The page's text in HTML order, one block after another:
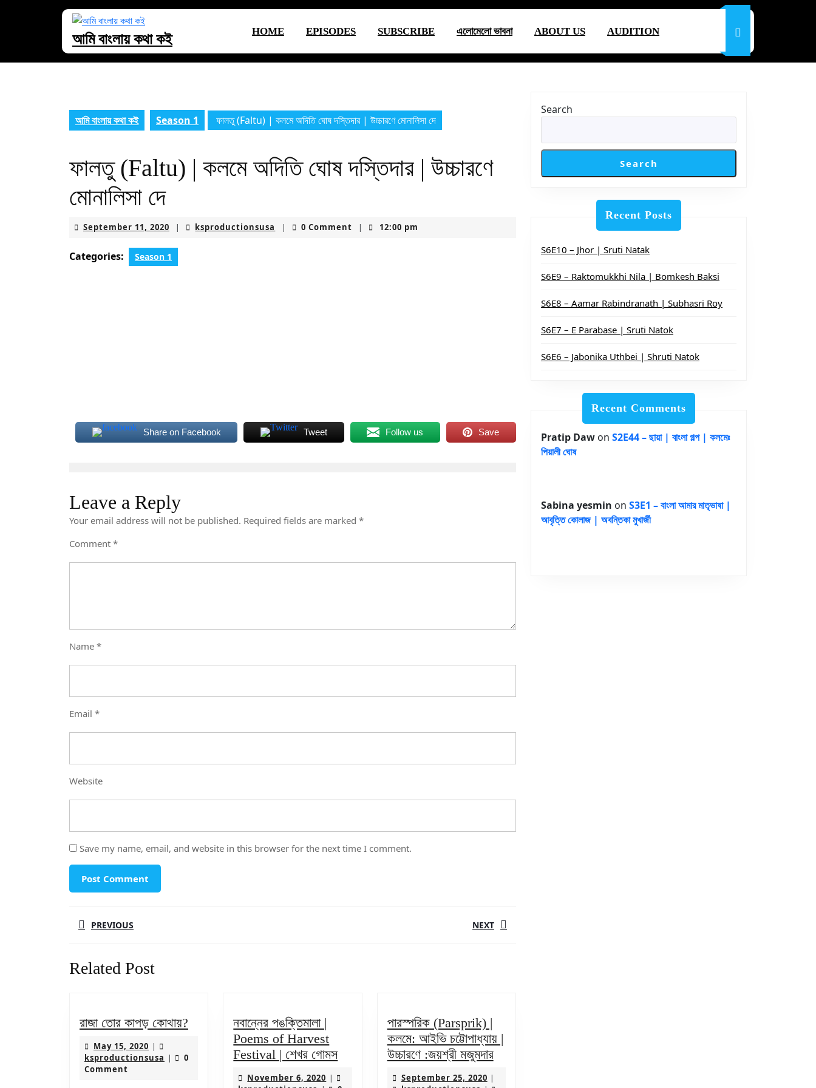
আমি বাংলায় কথা কই HOME EPISODES SUBSCRIBE এলোমেলো ভাবনা ABOUT US AUDITION
আমি বাংলায় কথা কই Season 1 ফালতু (Faltu) | কলমে অদিতি ঘোষ দস্তিদার | উচ্চারণে মোনালিসা দে
ফালতু (Faltu) | কলমে অদিতি ঘোষ দস্তিদার | উচ্চারণে
মোনালিসা দে
September 11, 2020 September
2020
| ksproductionsusa ksproductionsusa
| 0 Comment | 12:00 pm
Categories: Season 1
Share on Facebook Tweet Follow us Save
Leave a Reply
Your email address will not be published. Required fields are marked *
Comment *
Name *
Email *
Website
Save my name, email, and website in this browser for the next time I comment.
navigation
PREVIOUS
post:
NEXT
Related Post
রাজা তোর কাপড় কোথায়?
কাপড়
May 15, 2020 May
15,
|
ksproductionsusa ksproductionsusa
|
0
Comment
নবান্নের পঙক্তিমালা |
Poems of Harvest
Festival | শেখর গোমসনবান্নের
November 6, 2020 November
|
পারস্পরিক (Parsprik) |
কলমে: আইভি চট্টোপাধ্যায় |
উচ্চারণে :জয়শ্রী মজুমদারপারস্পরিক
September 25, 2020September
|
Search
Search
Recent Posts
S6E10 – Jhor | Sruti Natak
S6E9 – Raktomukkhi Nila | Bomkesh Baksi
S6E8 – Aamar Rabindranath | Subhasri Roy
S6E7 – E Parabase | Sruti Natok
S6E6 – Jabonika Uthbei | Shruti Natok
Recent Comments
Pratip Daw on S2E44 – ছায়া | বাংলা গল্প | কলমেঃ
পিয়ালী ঘোষ
Sabina yesmin on S3E1 – বাংলা আমার মাতৃভাষা |
আবৃত্তি কোলাজ | অবন্তিকা মুখার্জী